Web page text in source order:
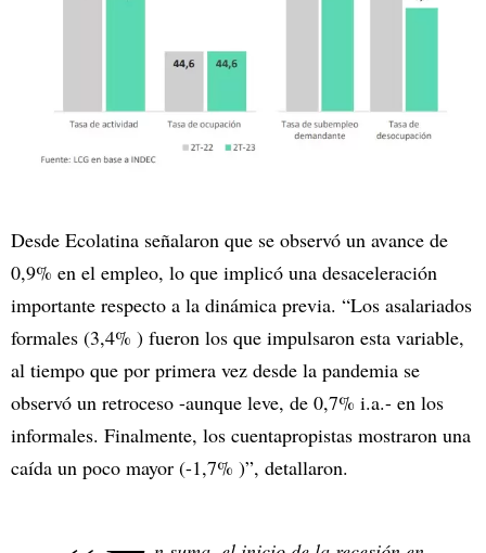
Desde Ecolatina señalaron que se observó un avance de
0,9% en el empleo, lo que implicó una desaceleración
importante respecto a la dinámica previa. “Los asalariados
formales (3,4% ) fueron los que impulsaron esta variable,
al tiempo que por primera vez desde la pandemia se
observó un retroceso -aunque leve, de 0,7% i.a.- en los
informales. Finalmente, los cuentapropistas mostraron una
caída un poco mayor (-1,7% )”, detallaron.